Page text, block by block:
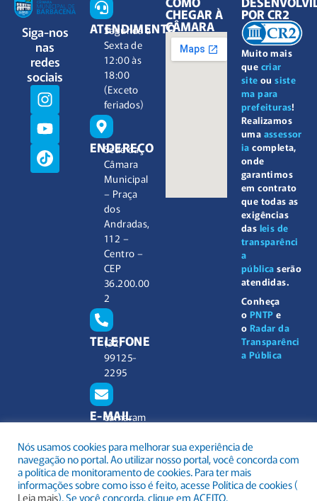
Siga-nos
nas
redes
sociais
ATENDIMENTO
Segunda à
Sexta de
12:00 às
18:00
(Exceto
feriados)
ENDEREÇO
Sede da
Câmara
Municipal
– Praça
dos
Andradas,
112 –
Centro –
CEP
36.200.00
2
TELEFONE
(32)
99125-
2295
E-MAIL
camaram
barbacen
a.mg.gov.
br
CHEGAR À
CÂMARA
Muito mais
que criar
site ousiste
ma para
prefeituras!
Realizamos
uma assessor
ia completa,
onde
garantimos
em contrato
que todas as
exigências
das leis de
transparênci
a
pública serão
atendidas.
Conheça
o PNTP e
o Radar da
Transparênci
a Pública
POR CR2
Nós usamos cookies para melhorar sua experiência de
navegação no portal. Ao utilizar nosso portal, você concorda com
a política de monitoramento de cookies. Para ter mais
informações sobre como isso é feito, acesse Política de cookies (
Leia mais). Se você concorda, clique em ACEITO.